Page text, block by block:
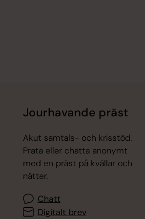
Jourhavande präst
Akut samtals- och krisstöd.
Prata eller chatta anonymt
med en präst på kvällar och
nätter.
Chatt
Digitalt brev